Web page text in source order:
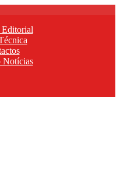
Editorial